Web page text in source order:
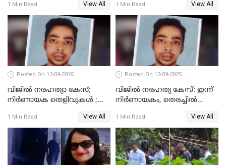
1 Min Read View All
റിപ്പോർട്ട് പുറത്ത്
1 Min Read View All
Posted On 12-09-2025
വിജിൽ നരഹത്യാ കേസ്;
നിർണായക തെളിവുകൾ ;
താടിയെല്ലും ലഭിച്ചു
1 Min Read View All
Posted On 12-09-2025
വിജിൽ നരഹത്യ കേസ്: ഇന്ന്
നിർണായകം, തെരച്ചിൽ
1 Min Read View All